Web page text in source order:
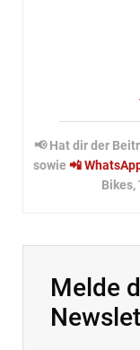
📢 Hat dir der
sowie 📲
Bikes,
Melde